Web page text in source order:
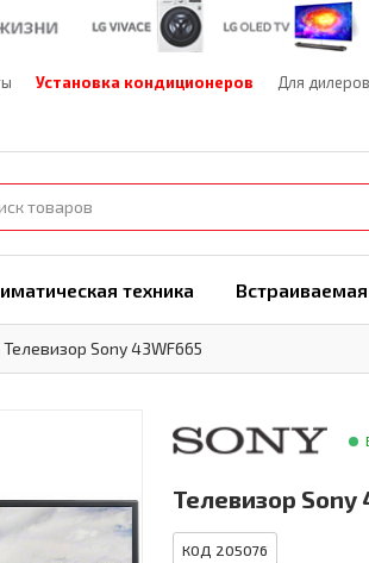
Установка кондиционеров Для дилеров
техника Встраиваемая
Телевизор Sony 43WF665
Телевизор Sony
КОД 205076